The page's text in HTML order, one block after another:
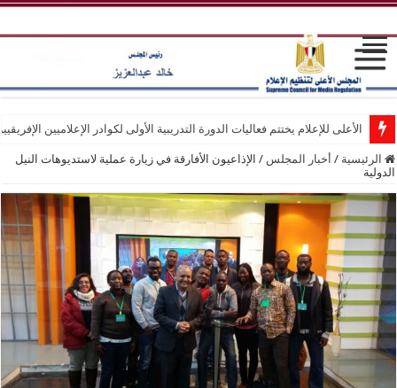
الأعلى للإعلام يختتم فعاليات الدورة التدريبية الأولى لكوادر الإعلاميين
الرئيسية / أخبار المجلس / الإذاعيون الأفارقة في زيارة عملية لاستديوهات النيل
الدولية